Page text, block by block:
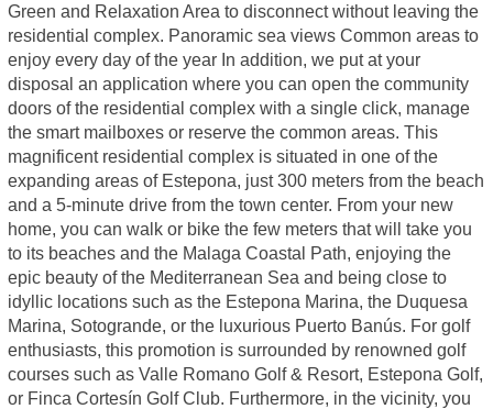
Green and Relaxation Area to disconnect without leaving the
residential complex. Panoramic sea views Common areas to
enjoy every day of the year In addition, we put at your
disposal an application where you can open the community
doors of the residential complex with a single click, manage
the smart mailboxes or reserve the common areas. This
magnificent residential complex is situated in one of the
expanding areas of Estepona, just 300 meters from the beach
and a 5-minute drive from the town center. From your new
home, you can walk or bike the few meters that will take you
to its beaches and the Malaga Coastal Path, enjoying the
epic beauty of the Mediterranean Sea and being close to
idyllic locations such as the Estepona Marina, the Duquesa
Marina, Sotogrande, or the luxurious Puerto Banús. For golf
enthusiasts, this promotion is surrounded by renowned golf
courses such as Valle Romano Golf & Resort, Estepona Golf,
or Finca Cortesín Golf Club. Furthermore, in the vicinity, you